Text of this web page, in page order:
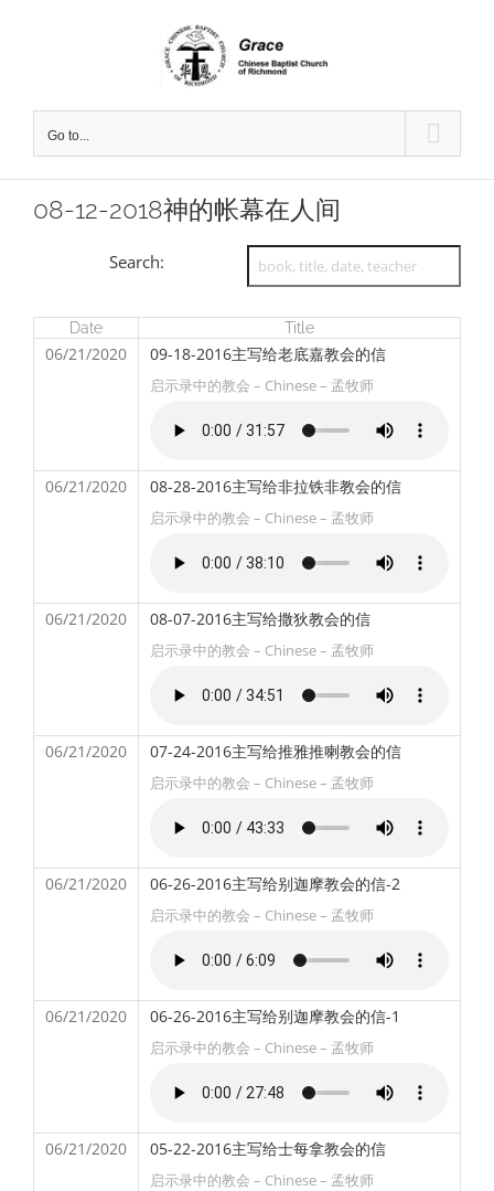
Go to...
08-12-2018神的帐幕在人间
Search:
Date Title
06/21/2020 09-18-2016主写给老底嘉教会的信
启示录中的教会 – Chinese – 孟牧师
06/21/2020 08-28-2016主写给非拉铁非教会的信
启示录中的教会 – Chinese – 孟牧师
06/21/2020 08-07-2016主写给撒狄教会的信
启示录中的教会 – Chinese – 孟牧师
06/21/2020 07-24-2016主写给推雅推喇教会的信
启示录中的教会 – Chinese – 孟牧师
06/21/2020 06-26-2016主写给别迦摩教会的信-2
启示录中的教会 – Chinese – 孟牧师
06/21/2020 06-26-2016主写给别迦摩教会的信-1
启示录中的教会 – Chinese – 孟牧师
06/21/2020 05-22-2016主写给士每拿教会的信
启示录中的教会 – Chinese – 孟牧师